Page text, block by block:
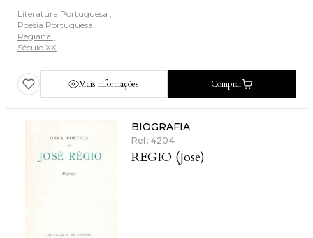
Literatura Portuguesa
Poesia Portuguesa
Regiana
Século XX
Mais informações Comprar
BIOGRAFIA
Ref: 4204
REGIO (Jose)